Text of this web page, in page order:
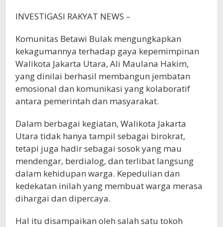
INVESTIGASI RAKYAT NEWS –
Komunitas Betawi Bulak mengungkapkan
kekagumannya terhadap gaya kepemimpinan
Walikota Jakarta Utara, Ali Maulana Hakim,
yang dinilai berhasil membangun jembatan
emosional dan komunikasi yang kolaboratif
antara pemerintah dan masyarakat.
Dalam berbagai kegiatan, Walikota Jakarta
Utara tidak hanya tampil sebagai birokrat,
tetapi juga hadir sebagai sosok yang mau
mendengar, berdialog, dan terlibat langsung
dalam kehidupan warga. Kepedulian dan
kedekatan inilah yang membuat warga merasa
dihargai dan dipercaya.
Hal itu disampaikan oleh salah satu tokoh